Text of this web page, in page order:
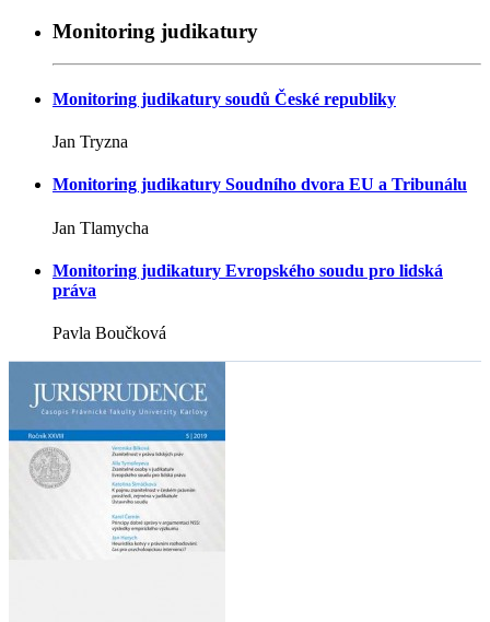
Monitoring judikatury
Monitoring judikatury soudů České republiky
Jan Tryzna
Monitoring judikatury Soudního dvora EU a Tribunálu
Jan Tlamycha
Monitoring judikatury Evropského soudu pro lidská
práva
Pavla Boučková